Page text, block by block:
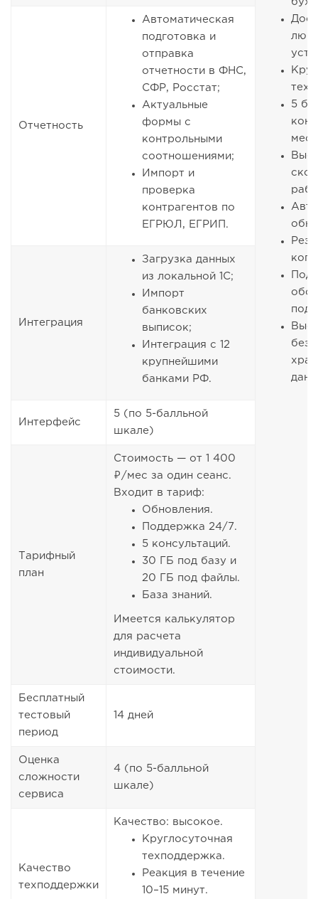
5
Отчетность
Автоматическая
подготовка и
отправка
отчетности в ФНС,
СФР, Росстат;
Актуальные
формы с
контрольными
соотношениями;
Импорт и
проверка
контрагентов по
ЕГРЮЛ, ЕГРИП.
Интеграция
Загрузка данных
из локальной 1С;
Импорт
банковских
выписок;
Интеграция с 12
крупнейшими
банками РФ.
Интерфейс
5 (по 5-балльной
шкале)
Тарифный
план
Стоимость — от 1 400
₽/мес за один сеанс.
Входит в тариф:
Обновления.
Поддержка 24/7.
5 консультаций.
30 ГБ под базу и
20 ГБ под файлы.
База знаний.
Имеется калькулятор
для расчета
индивидуальной
стоимости.
Бесплатный
тестовый
период
14 дней
Оценка
сложности
сервиса
4 (по 5-балльной
шкале)
Качество
техподдержки
Качество: высокое.
Круглосуточная
техподдержка.
Реакция в течение
10–15 минут.